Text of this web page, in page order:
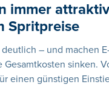
immer
Spritpreise
– und machen
Gesamtkosten sinken.
einen günstigen